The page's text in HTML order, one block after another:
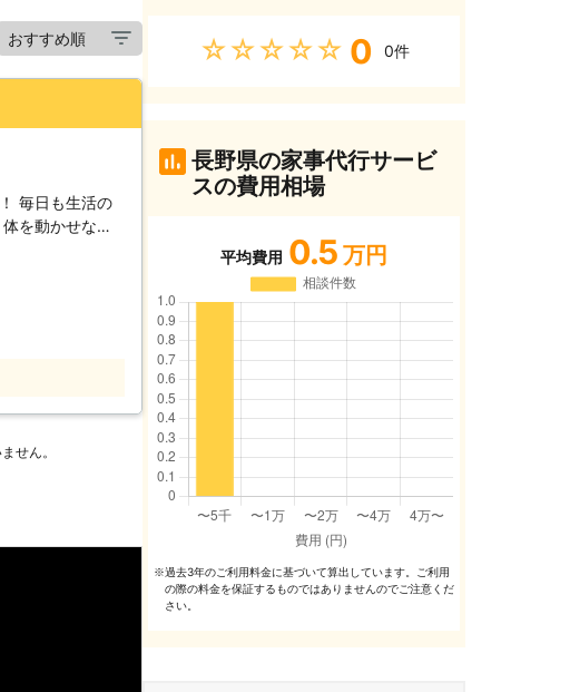
毎日も生活の
を動かせない
の設置方法がわ
どなど。 そん
お客様のお困
親切丁寧をモ
ができな
き、ちょっと
さまの声かけ
ことでも結構
せん。
★★★★★ 0 0件
長野県の家事代行サービ
スの費用相場
平均費用 0.5 万円
※過去3年のご利⽤料⾦に基づいて算出しています。ご利⽤
の際の料⾦を保証するものではありませんのでご注意くだ
さい。